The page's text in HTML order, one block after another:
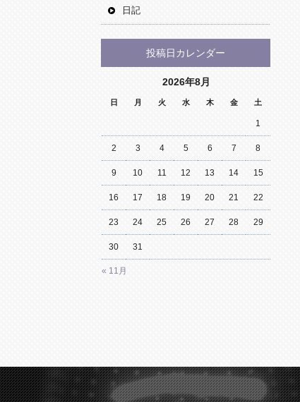
日記
投稿日カレンダー
2026年8月
日 月 火 水 木 金 土
« 11月
1
2 3 4 5 6 7 8
9 10 11 12 13 14 15
16 17 18 19 20 21 22
23 24 25 26 27 28 29
30 31